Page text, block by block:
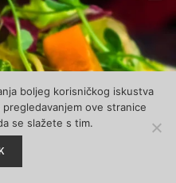
boljeg korisničkog iskustva
ove stranice
se slažete s tim.